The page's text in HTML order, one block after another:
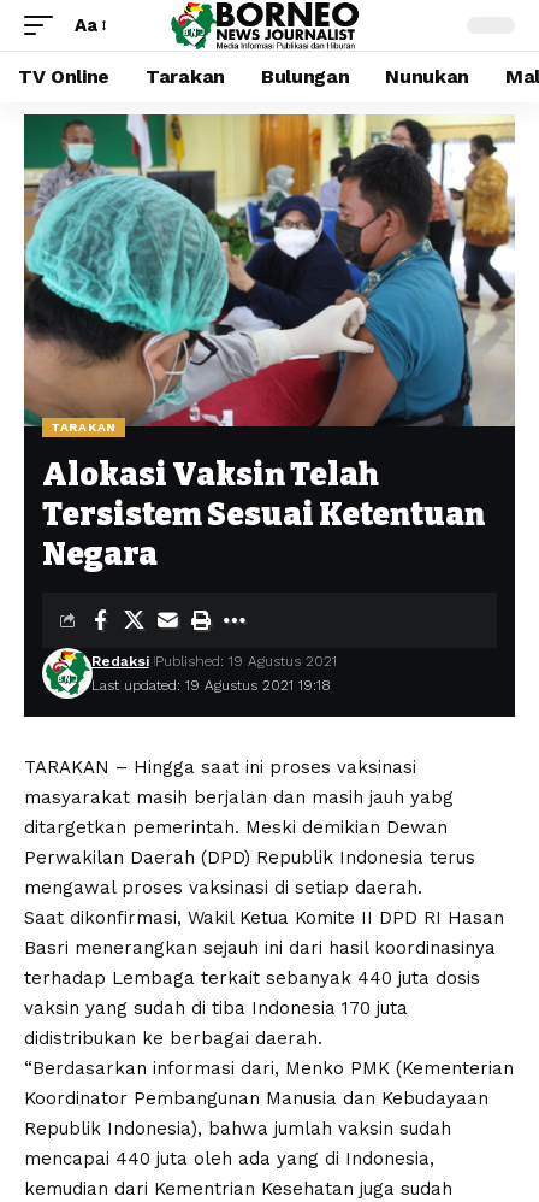
Aa
TV Online Tarakan Bulungan Nunukan
TARAKAN
Alokasi Vaksin Telah
Tersistem Sesuai Ketentuan
Negara
Last updated: 19 Agustus 2021 19:18
Redaksi Published: 19 Agustus 2021
TARAKAN – Hingga saat ini proses vaksinasi
masyarakat masih berjalan dan masih jauh yabg
ditargetkan pemerintah. Meski demikian Dewan
Perwakilan Daerah (DPD) Republik Indonesia terus
mengawal proses vaksinasi di setiap daerah.
Saat dikonfirmasi, Wakil Ketua Komite II DPD RI Hasan
Basri menerangkan sejauh ini dari hasil koordinasinya
terhadap Lembaga terkait sebanyak 440 juta dosis
vaksin yang sudah di tiba Indonesia 170 juta
didistribukan ke berbagai daerah.
“Berdasarkan informasi dari, Menko PMK (Kementerian
Koordinator Pembangunan Manusia dan Kebudayaan
Republik Indonesia), bahwa jumlah vaksin sudah
mencapai 440 juta oleh ada yang di Indonesia,
kemudian dari Kementrian Kesehatan juga sudah